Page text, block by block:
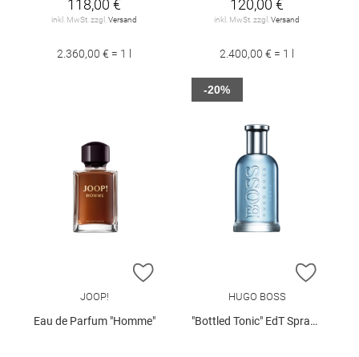
118,00 €
inkl. MwSt. zzgl. Versand
2.360,00 € = 1 l
120,00 €
inkl. MwSt. zzgl. Versand
2.400,00 € = 1 l
ZUR WUNSCHLISTE HINZUFÜGEN
JOOP!
Eau de Parfum "Homme"
ZUR
HUGO BOSS
"Bottled Tonic" EdT Spray 100 ml
-20%